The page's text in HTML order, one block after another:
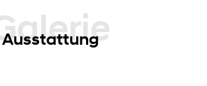
Galerie
Ausstattung